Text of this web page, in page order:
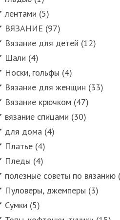
лентами (5)
ВЯЗАНИЕ (97)
Вязание для детей (12)
Шали (4)
Носки, гольфы (4)
Вязание для женщин (33)
Вязание крючком (47)
вязание спицами (30)
для дома (4)
Платье (4)
Пледы (4)
полезные советы по вязанию
Пуловеры, джемперы (3)
Сумки (5)